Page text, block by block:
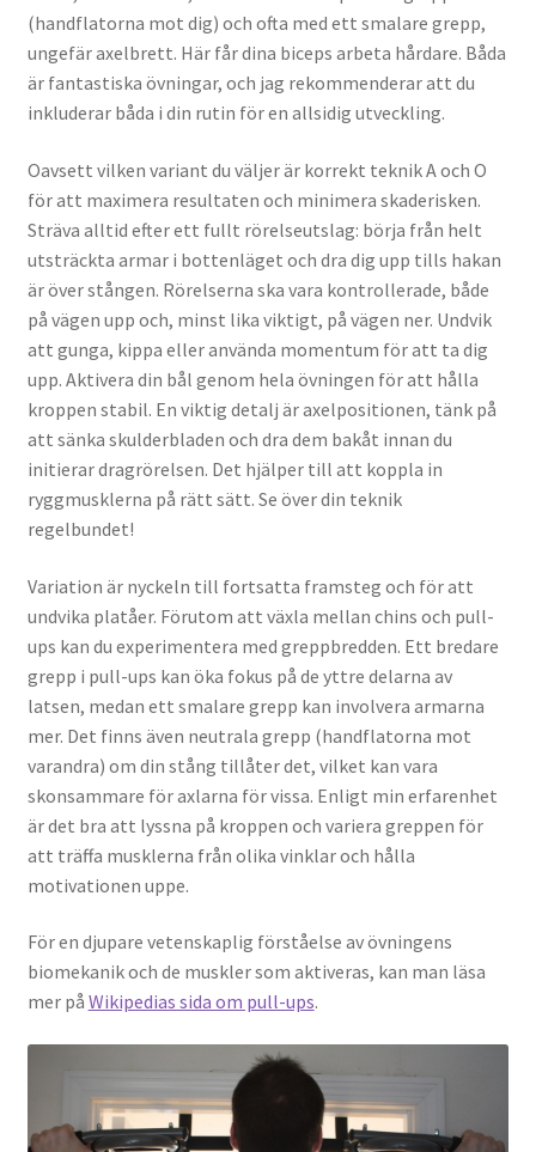
(handflatorna mot dig) och ofta med ett smalare grepp,
ungefär axelbrett. Här får dina biceps arbeta hårdare. Båda
är fantastiska övningar, och jag rekommenderar att du
inkluderar båda i din rutin för en allsidig utveckling.
Oavsett vilken variant du väljer är korrekt teknik A och O
för att maximera resultaten och minimera skaderisken.
Sträva alltid efter ett fullt rörelseutslag: börja från helt
utsträckta armar i bottenläget och dra dig upp tills hakan
är över stången. Rörelserna ska vara kontrollerade, både
på vägen upp och, minst lika viktigt, på vägen ner. Undvik
att gunga, kippa eller använda momentum för att ta dig
upp. Aktivera din bål genom hela övningen för att hålla
kroppen stabil. En viktig detalj är axelpositionen, tänk på
att sänka skulderbladen och dra dem bakåt innan du
initierar dragrörelsen. Det hjälper till att koppla in
ryggmusklerna på rätt sätt. Se över din teknik
regelbundet!
Variation är nyckeln till fortsatta framsteg och för att
undvika platåer. Förutom att växla mellan chins och pull-
ups kan du experimentera med greppbredden. Ett bredare
grepp i pull-ups kan öka fokus på de yttre delarna av
latsen, medan ett smalare grepp kan involvera armarna
mer. Det finns även neutrala grepp (handflatorna mot
varandra) om din stång tillåter det, vilket kan vara
skonsammare för axlarna för vissa. Enligt min erfarenhet
är det bra att lyssna på kroppen och variera greppen för
att träffa musklerna från olika vinklar och hålla
motivationen uppe.
För en djupare vetenskaplig förståelse av övningens
biomekanik och de muskler som aktiveras, kan man läsa
mer på Wikipedias sida om pull-ups.